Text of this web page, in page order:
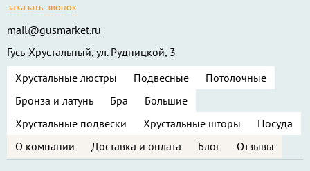
Хрустальные люстры Подвесные
Потолочные
Бронза и латунь
Бра
Большие
Хрустальные подвески
Хрустальные шторы Посуда
заказать звонок
mail@gusmarket.ru
Гусь-Хрустальный, ул. Рудницкой, 3
О компании Доставка и оплата Блог Отзывы